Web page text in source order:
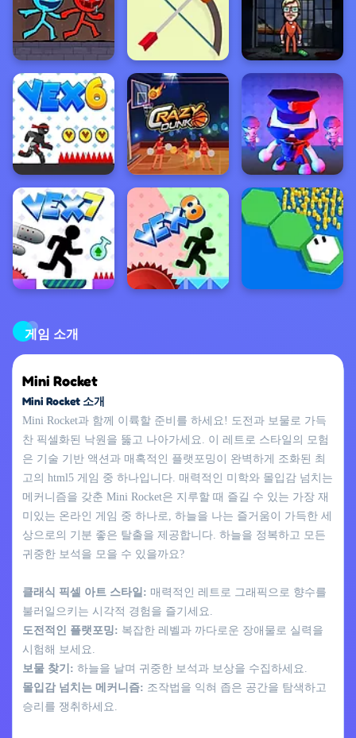
게임 소개
Mini Rocket
Mini Rocket 소개
Mini Rocket과 함께 이륙할 준비를 하세요! 도전과 보물로 가득
찬 픽셀화된 낙원을 뚫고 나아가세요. 이 레트로 스타일의 모험
은 기술 기반 액션과 매혹적인 플랫포밍이 완벽하게 조화된 최
고의 html5 게임 중 하나입니다. 매력적인 미학와 몰입감 넘치는
메커니즘을 갖춘 Mini Rocket은 지루할 때 즐길 수 있는 가장 재
미있는 온라인 게임 중 하나로, 하늘을 나는 즐거움이 가득한 세
상으로의 기분 좋은 탈출을 제공합니다. 하늘을 정복하고 모든
귀중한 보석을 모을 수 있을까요?
클래식 픽셀 아트 스타일: 매력적인 레트로 그래픽으로 향수를
불러일으키는 시각적 경험을 즐기세요.
도전적인 플랫포밍: 복잡한 레벨과 까다로운 장애물로 실력을
시험해 보세요.
보물 찾기: 하늘을 날며 귀중한 보석과 보상을 수집하세요.
몰입감 넘치는 메커니즘: 조작법을 익혀 좁은 공간을 탐색하고
승리를 쟁취하세요.